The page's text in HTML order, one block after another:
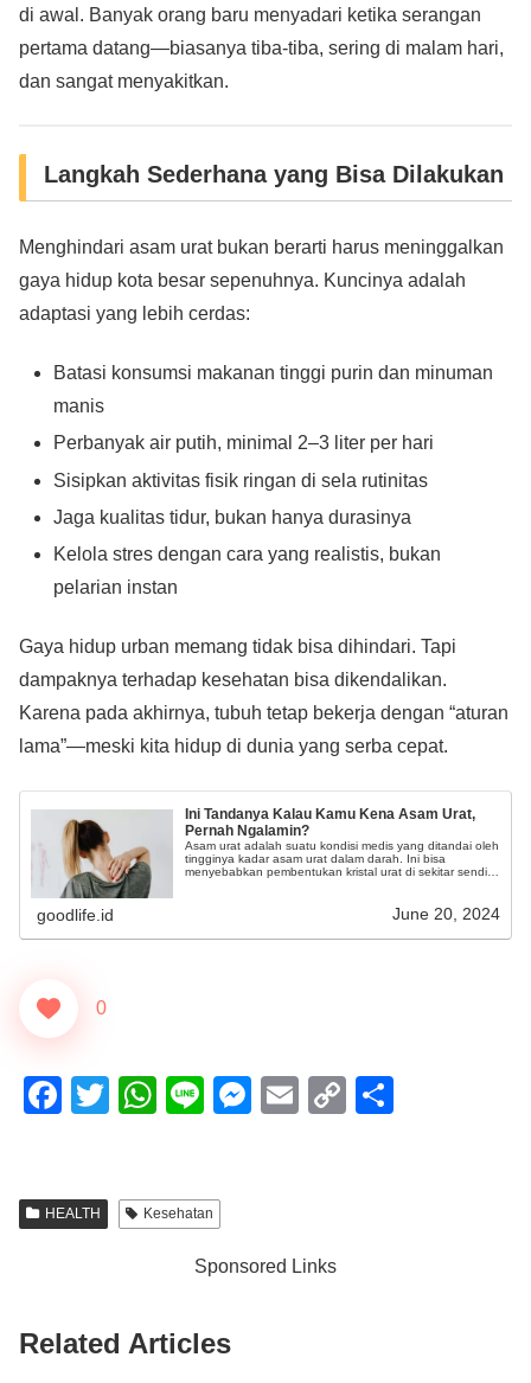
di awal. Banyak orang baru menyadari ketika serangan
pertama datang—biasanya tiba-tiba, sering di malam hari,
dan sangat menyakitkan.
Langkah Sederhana yang Bisa Dilakukan
Menghindari asam urat bukan berarti harus meninggalkan
gaya hidup kota besar sepenuhnya. Kuncinya adalah
adaptasi yang lebih cerdas:
Batasi konsumsi makanan tinggi purin dan minuman
manis
Perbanyak air putih, minimal 2–3 liter per hari
Sisipkan aktivitas fisik ringan di sela rutinitas
Jaga kualitas tidur, bukan hanya durasinya
Kelola stres dengan cara yang realistis, bukan
pelarian instan
Gaya hidup urban memang tidak bisa dihindari. Tapi
dampaknya terhadap kesehatan bisa dikendalikan.
Karena pada akhirnya, tubuh tetap bekerja dengan “aturan
lama”—meski kita hidup di dunia yang serba cepat.
Ini Tandanya Kalau Kamu Kena Asam Urat,
Pernah Ngalamin?
Asam urat adalah suatu kondisi medis yang ditandai oleh
tingginya kadar asam urat dalam darah. Ini bisa
menyebabkan pembentukan kristal urat di sekitar sendi,
goodlife.id June 20, 2024
0
F
e
k
T
er
W
s
p
Li
M
g
E
C
HEALTH Kesehatan
Sponsored Links
Related Articles